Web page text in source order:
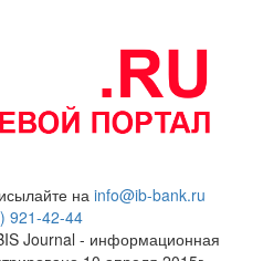
на info@ib-bank.ru
921-42-44
Journal - информационная